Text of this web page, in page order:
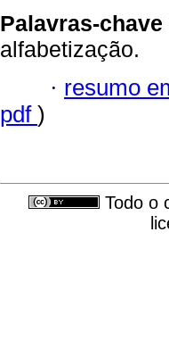
Palavras-chave
alfabetização.
· resumo
pdf )
Todo o